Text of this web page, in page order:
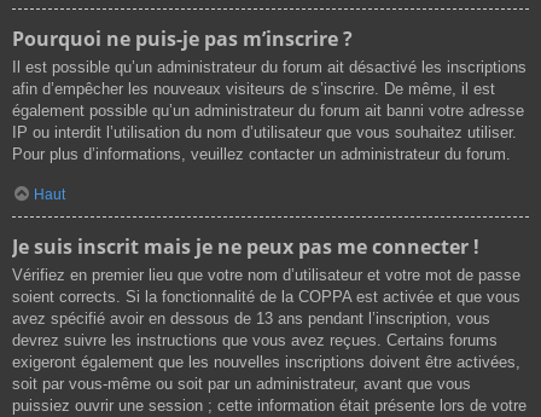
Pourquoi ne puis-je pas m’inscrire ?
Il est possible qu’un administrateur du forum ait désactivé les inscriptions
afin d’empêcher les nouveaux visiteurs de s’inscrire. De même, il est
également possible qu’un administrateur du forum ait banni votre adresse
IP ou interdit l’utilisation du nom d’utilisateur que vous souhaitez utiliser.
Pour plus d’informations, veuillez contacter un administrateur du forum.
Haut
Je suis inscrit mais je ne peux pas me connecter !
Vérifiez en premier lieu que votre nom d’utilisateur et votre mot de passe
soient corrects. Si la fonctionnalité de la COPPA est activée et que vous
avez spécifié avoir en dessous de 13 ans pendant l’inscription, vous
devrez suivre les instructions que vous avez reçues. Certains forums
exigeront également que les nouvelles inscriptions doivent être activées,
soit par vous-même ou soit par un administrateur, avant que vous
puissiez ouvrir une session ; cette information était présente lors de votre